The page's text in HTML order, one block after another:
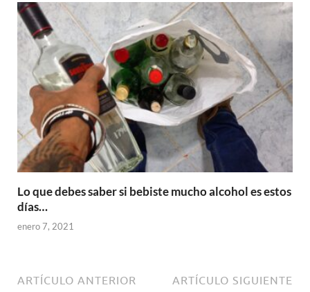
Lo que debes saber si bebiste mucho alcohol es estos
días…
enero 7, 2021
ARTÍCULO ANTERIOR ARTÍCULO SIGUIENTE